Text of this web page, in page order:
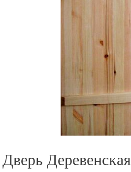
Дверь Деревенская